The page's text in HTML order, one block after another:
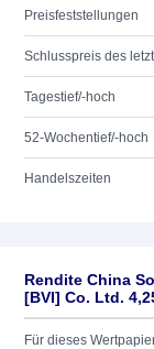
Preisfeststellungen
Schlusspreis des
Tagestief/-hoch
52-Wochentief/-hoch
Handelszeiten
Rendite China
[BVI] Co. Ltd.
Für dieses